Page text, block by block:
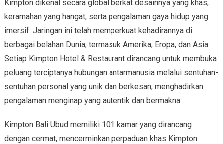
Kimpton dikenal secara global berkat desainnya yang khas,
keramahan yang hangat, serta pengalaman gaya hidup yang
imersif. Jaringan ini telah memperkuat kehadirannya di
berbagai belahan Dunia, termasuk Amerika, Eropa, dan Asia.
Setiap Kimpton Hotel & Restaurant dirancang untuk membuka
peluang terciptanya hubungan antarmanusia melalui sentuhan-
sentuhan personal yang unik dan berkesan, menghadirkan
pengalaman menginap yang autentik dan bermakna.
Kimpton Bali Ubud memiliki 101 kamar yang dirancang
dengan cermat, mencerminkan perpaduan khas Kimpton